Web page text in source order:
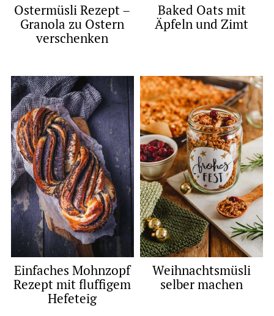
Ostermüsli Rezept –
Granola zu Ostern
verschenken
Baked Oats mit
Äpfeln und Zimt
Einfaches Mohnzopf
Rezept mit fluffigem
Hefeteig
Weihnachtsmüsli
selber machen